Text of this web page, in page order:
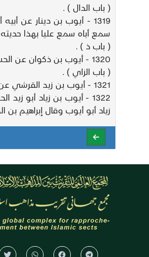
( باب الدال ) .
1319 - أيوب بن دينار عن
سمع أباه سمع عليا بهذا
( باب ذ ) .
1320 - أيوب بن ذكوان عن الحسن روى عنه أخوه نوح منكر الحديث .
( باب الزاي ) .
1321 - أيوب بن زيد القرشي عن جابر بن زيد قوله قاله سهل بن حماد سمع منذر بن ثعلبة حديثه في البصريين .
1322 - أيوب بن زياد
زياد أبو أيوب وقال إبراهيم